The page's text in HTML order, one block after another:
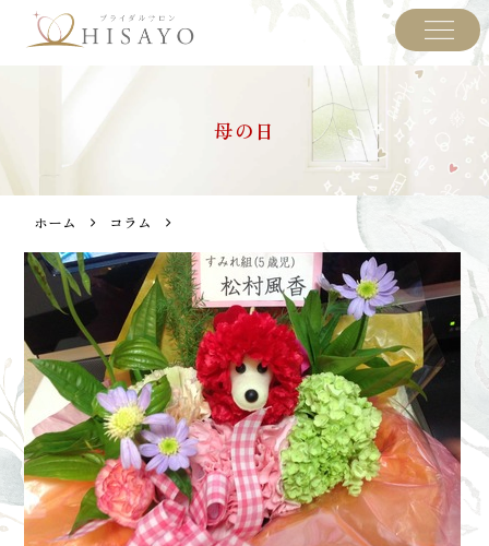
母の日
ホーム コラム